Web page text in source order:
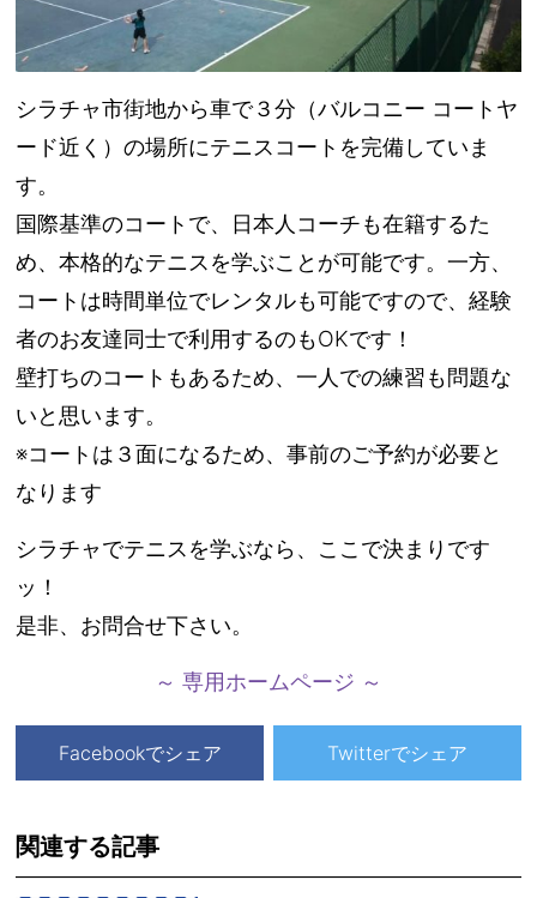
シラチャ市街地から車で３分（バルコニー コートヤ
ード近く）の場所にテニスコートを完備していま
す。
国際基準のコートで、日本人コーチも在籍するた
め、本格的なテニスを学ぶことが可能です。一方、
コートは時間単位でレンタルも可能ですので、経験
者のお友達同士で利用するのもOKです！
壁打ちのコートもあるため、一人での練習も問題な
いと思います。
※コートは３面になるため、事前のご予約が必要と
なります
シラチャでテニスを学ぶなら、ここで決まりです
ッ！
是非、お問合せ下さい。
～ 専用ホームページ ～
Facebookでシェア Twitterでシェア
関連する記事